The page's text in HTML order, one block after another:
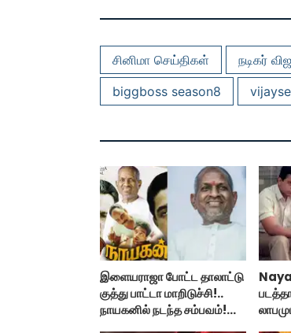
சினிமா செய்திகள் நடிகர்
biggboss season8
இளையராஜா போட்ட தாலாட்டு
குத்து பாட்டா மாறிடுச்சி!..
நாயகனில் நடந்த சம்பவம்!...